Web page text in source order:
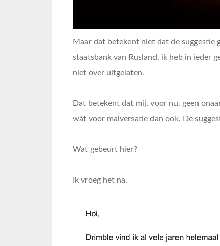
Maar dat betekent niet dat de
staatsbank van Rusland. ik heb in ieder
niet over uitgelaten.
Dat betekent dat mij, voor nu, geen
wát voor malversatie dan ook. De
Wat gebeurt hier?
Ik vroeg het na.